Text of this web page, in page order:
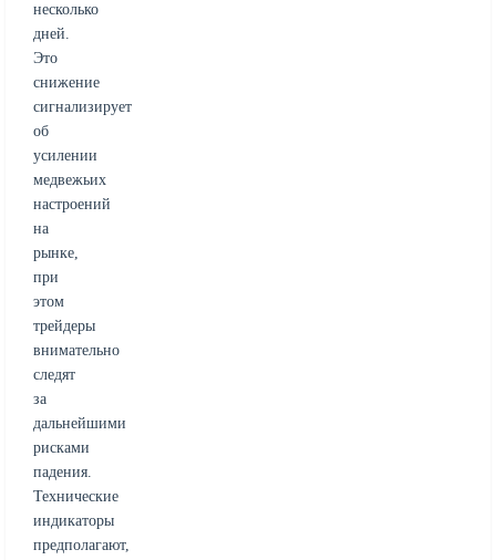
несколько
дней.
Это
снижение
сигнализирует
об
усилении
медвежьих
настроений
на
рынке,
при
этом
трейдеры
внимательно
следят
за
дальнейшими
рисками
падения.
Технические
индикаторы
предполагают,